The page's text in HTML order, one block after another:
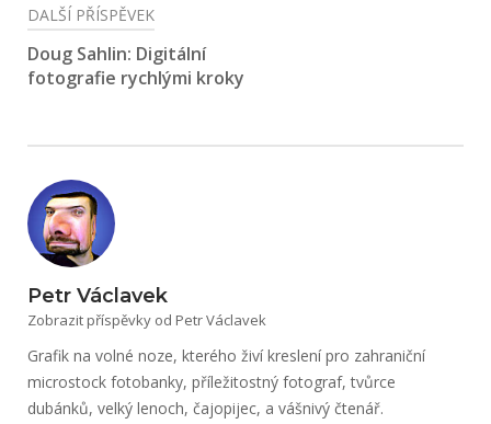
DALŠÍ PŘÍSPĚVEK
Doug Sahlin: Digitální
fotografie rychlými kroky
Petr Václavek
Zobrazit příspěvky od Petr Václavek
Grafik na volné noze, kterého živí kreslení pro zahraniční
microstock fotobanky, příležitostný fotograf, tvůrce
dubánků, velký lenoch, čajopijec, a vášnivý čtenář.